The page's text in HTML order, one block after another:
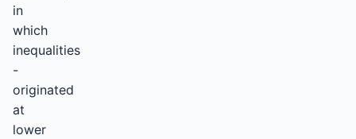
in
which
inequalities
-
originated
at
lower